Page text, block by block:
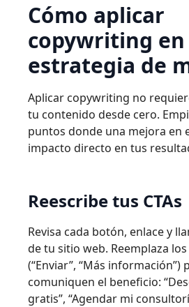
Cómo aplicar
copywriting
estrategia de
Aplicar copywriting no
tu contenido desde cero.
puntos donde una mejora en
impacto directo en tus
Reescribe tus CTAs
Revisa cada botón, enlace y
de tu sitio web. Reemplaza
(“Enviar”, “Más información”)
comuniquen el beneficio:
gratis”, “Agendar mi